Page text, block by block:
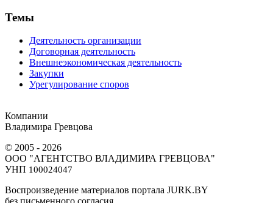
Темы
Деятельность организации
Договорная деятельность
Внешнеэкономическая деятельность
Закупки
Урегулирование споров
Компании
Владимира Гревцова
© 2005 - 2026
ООО "АГЕНТСТВО ВЛАДИМИРА ГРЕВЦОВА"
УНП 100024047
Воспроизведение материалов портала JURK.BY